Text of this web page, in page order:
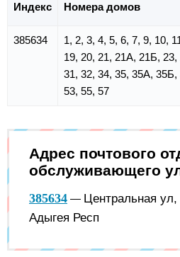
Индекс Номера домов
385634
1, 2, 3, 4, 5, 6, 7, 9, 10,
19, 20, 21, 21А, 21Б,
31, 32, 34, 35, 35А, 35Б,
53, 55, 57
Адрес почтового
обслуживающего
385634 — Центральная
Адыгея Респ